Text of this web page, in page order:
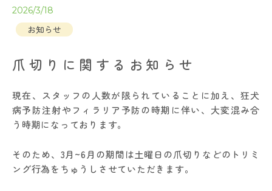
2026/3/18
お知らせ
爪切りに関するお知らせ
現在、スタッフの人数が限られていることに加え、狂犬
病予防注射やフィラリア予防の時期に伴い、大変混み合
う時期になっております。
そのため、3月~6月の期間は土曜日の爪切りなどのトリミ
ング行為をちゅうしさせていただきます。